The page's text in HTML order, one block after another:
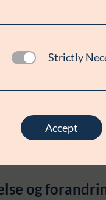
en
blevet efterspurgt af
i Danmark og
års
og organisatorisk
metodeudvikling,
udvikling
organisationen bliver
og
Strictly
Accept